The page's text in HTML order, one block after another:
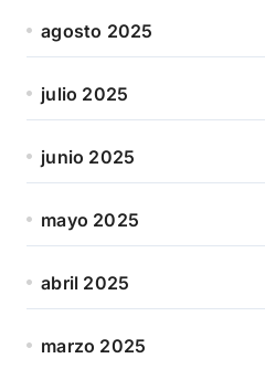
agosto 2025
julio 2025
junio 2025
mayo 2025
abril 2025
marzo 2025